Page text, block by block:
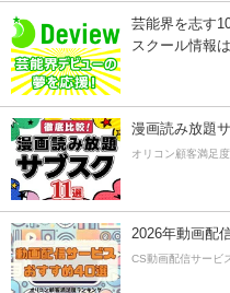
芸能界を志す
スクール情報
漫画読み放題
オリコン顧客満足
2026年動画配
CS動画配信サービ